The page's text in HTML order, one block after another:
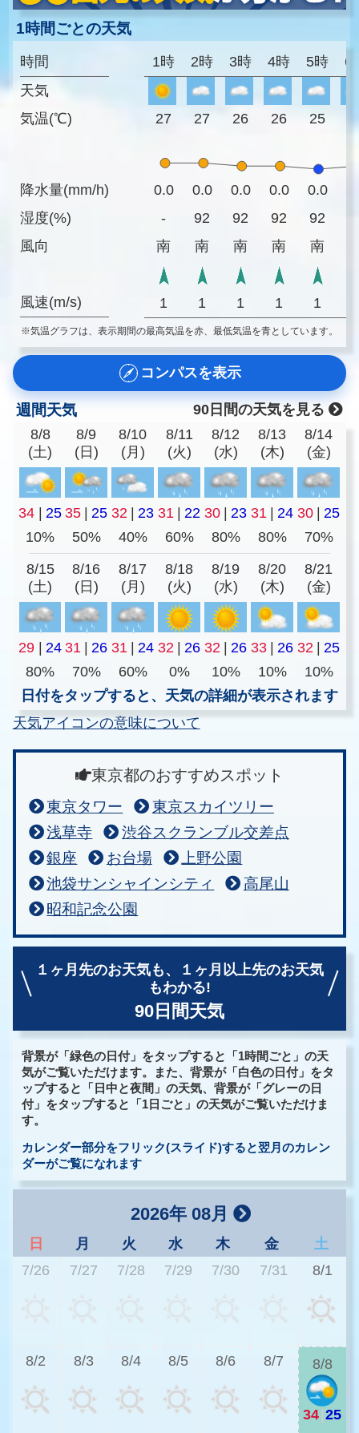
1時間ごとの天気
時間
天気
気温(℃)
降水量(mm/h)
湿度(%)
風向
風速(m/s)
1時 2時 3時 4時 5時 6
27 27 26 26 25
0.0 0.0 0.0 0.0 0.0
-
92 92 92 92
南
南 南 南 南
1 1 1 1 1
※気温グラフは、表示期間の最高気温を赤、最低気温を青としています。
コンパスを表示
週間天気
90日間の天気を見る
8/8
(土)
8/9
(日)
8/10
(月)
8/11
(火)
8/12
(水)
8/13
(木)
8/14
(金)
34 | 25 35 | 25 32 | 23 31 | 22 30 | 23 31 | 24 30 | 25
10%
50% 40% 60% 80% 80% 70%
8/15
(土)
8/16
(日)
8/17
(月)
8/18
(火)
8/19
(水)
8/20
(木)
8/21
(金)
29 24 31 26 31 24 32 26 32 26 33 26 32
25
80%
70% 60% 0% 10% 10%
10%
日付をタップすると、天気の詳細が表示されます
天気アイコンの意味について
東京都のおすすめスポット
東京タワー
東京スカイツリー
浅草寺
渋谷スクランブル交差点
銀座
お台場
上野公園
池袋サンシャインシティ
高尾山
昭和記念公園
１ヶ月先のお天気も、
１ヶ月以上先のお天気
もわかる!
90日間天気
背景が「緑色の日付」をタップすると「1時間ごと」の天
気がご覧いただけます。また、背景が「白色の日付」をタ
ップすると「日中と夜間」の天気、背景が「グレーの日
付」をタップすると「1日ごと」の天気がご覧いただけま
す。
カレンダー部分をフリック(スライド)すると翌月のカレン
ダーがご覧になれます
2026年 08月
日 月 火 水 木 金
土
7/26
7/27 7/28 7/29 7/30 7/31 8/1
8/2 8/3 8/4 8/5 8/6 8/7 8/8
34 25